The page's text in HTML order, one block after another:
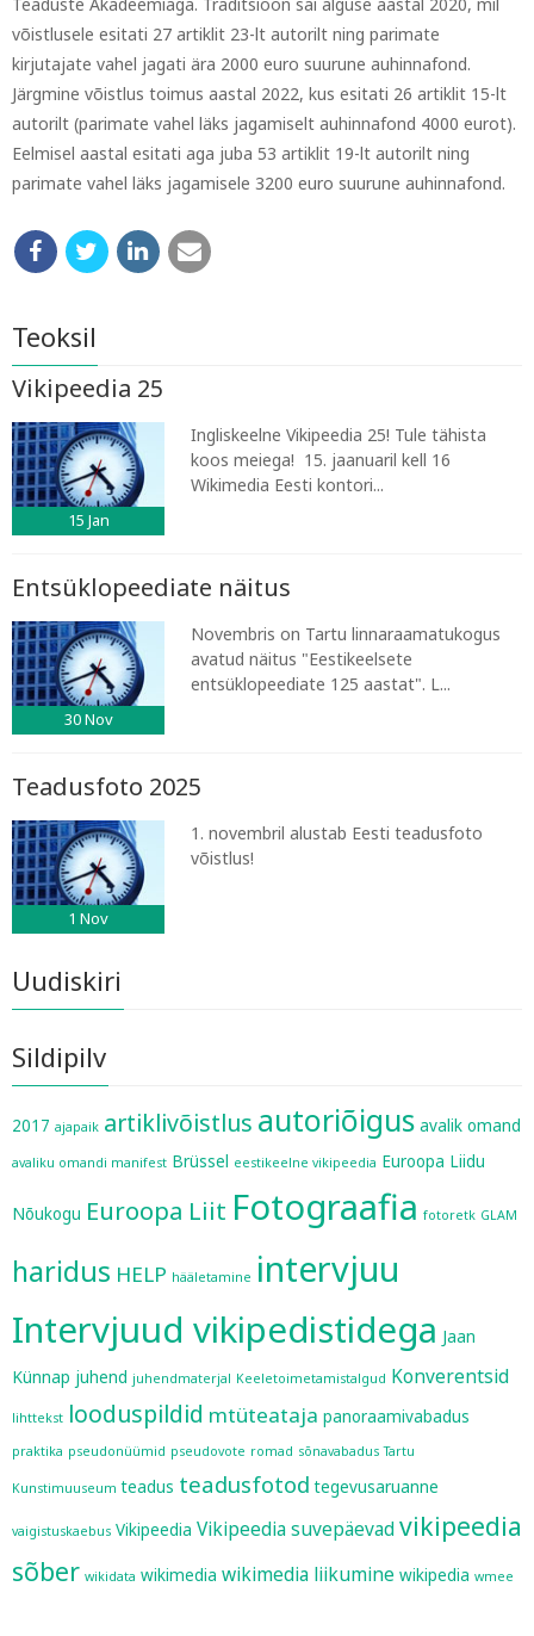
võistlusele esitati 27 artiklit 23-lt autorilt ning parimate
kirjutajate vahel jagati ära 2000 euro suurune auhinnafond.
Järgmine võistlus toimus aastal 2022, kus esitati 26 artiklit 15-lt
autorilt (parimate vahel läks jagamiselt auhinnafond 4000 eurot).
Eelmisel aastal esitati aga juba 53 artiklit 19-lt autorilt ning
parimate vahel läks jagamisele 3200 euro suurune auhinnafond.
Teoksil
Vikipeedia 25
15 Jan
Ingliskeelne Vikipeedia 25! Tule tähista
koos meiega! 15. jaanuaril kell 16
Wikimedia Eesti kontori...
Entsüklopeediate näitus
30Nov
Novembris on Tartu linnaraamatukogus
avatud näitus "Eestikeelsete
entsüklopeediate 125 aastat". L...
Teadusfoto 2025
1 Nov
1. novembril alustab Eesti teadusfoto
võistlus!
Uudiskiri
Sildipilv
2017 ajapaik artiklivõistlus autoriõigus avalik omand
avaliku omandi manifest Brüssel eestikeelne vikipeedia Euroopa Liidu
Nõukogu Euroopa Liit Fotograafia fotoretk GLAM
haridus HELP hääletamine intervjuu
Intervjuud vikipedistidega Jaan
Künnap juhend juhendmaterjal Keeletoimetamistalgud Konverentsid
lihttekst looduspildid mtüteataja panoraamivabadus
praktika pseudonüümid pseudovote romad sõnavabadus Tartu
Kunstimuuseum teadus teadusfotod tegevusaruanne
vaigistuskaebus Vikipeedia Vikipeedia suvepäevadvikipeedia
sõber wikidata wikimedia wikimedia liikumine wikipedia wmee